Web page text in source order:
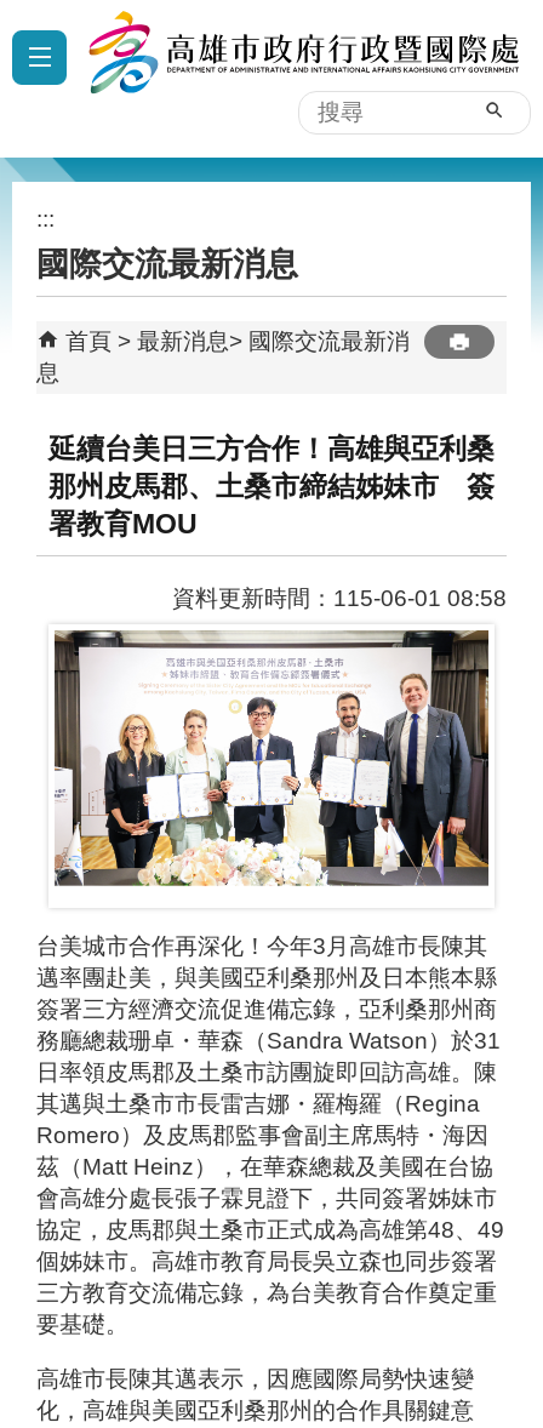
跳到主要內容區塊
搜
尋
:::
國際交流最新消息
首頁 最新消息
國際交流最新消
息
延續台美日三方合作！高雄與亞利桑
那州皮馬郡、土桑市締結姊妹市 簽
署教育MOU
資料更新時間：115-06-01 08:58
台美城市合作再深化！今年3月高雄市長陳其
邁率團赴美，與美國亞利桑那州及日本熊本縣
簽署三方經濟交流促進備忘錄，亞利桑那州商
務廳總裁珊卓・華森（Sandra Watson）於31
日率領皮馬郡及土桑市訪團旋即回訪高雄。陳
其邁與土桑市市長雷吉娜・羅梅羅（Regina
Romero）及皮馬郡監事會副主席馬特・海因
茲（Matt Heinz），在華森總裁及美國在台協
會高雄分處長張子霖見證下，共同簽署姊妹市
協定，皮馬郡與土桑市正式成為高雄第48、49
個姊妹市。高雄市教育局長吳立森也同步簽署
三方教育交流備忘錄，為台美教育合作奠定重
要基礎。
高雄市長陳其邁表示，因應國際局勢快速變
化，高雄與美國亞利桑那州的合作具關鍵意